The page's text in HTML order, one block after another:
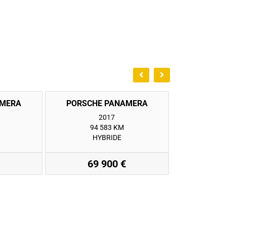
PORSCHE PANAMERA PORSCHE PANAMERA
2017
94 583 KM
HYBRIDE
69 900 €